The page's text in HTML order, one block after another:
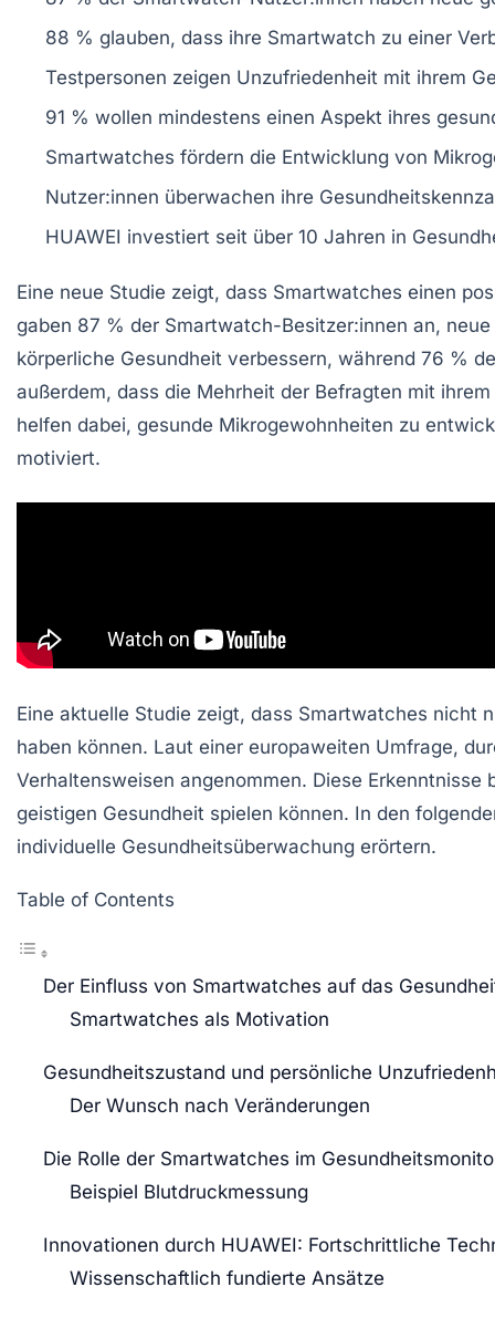
88 % glauben, dass ihre Smartwatch zu einer
Testpersonen zeigen Unzufriedenheit mit ihrem
91 % wollen mindestens einen Aspekt ihres
Smartwatches fördern die Entwicklung von
Nutzer:innen überwachen ihre
HUAWEI investiert seit über 10 Jahren in
Eine neue Studie zeigt, dass Smartwatches einen
gaben 87 % der Smartwatch-Besitzer:innen an, neue
körperliche Gesundheit verbessern, während 76 %
außerdem, dass die Mehrheit der Befragten mit
helfen dabei, gesunde Mikrogewohnheiten zu
motiviert.
Eine aktuelle Studie zeigt, dass Smartwatches nicht
haben können. Laut einer europaweiten Umfrage,
Verhaltensweisen angenommen. Diese
geistigen Gesundheit spielen können. In den
individuelle Gesundheitsüberwachung erörtern.
Table of Contents
Der Einfluss von Smartwatches auf das
Smartwatches als Motivation
Gesundheitszustand und persönliche
Der Wunsch nach Veränderungen
Die Rolle der Smartwatches im
Beispiel Blutdruckmessung
Innovationen durch HUAWEI: Fortschrittliche
Wissenschaftlich fundierte Ansätze